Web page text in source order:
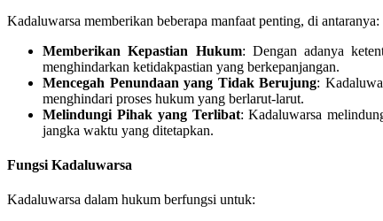
Kadaluwarsa memberikan beberapa manfaat penting, di antaranya:
Memberikan Kepastian Hukum: Dengan adanya
menghindarkan ketidakpastian yang berkepanjangan.
Mencegah Penundaan yang Tidak Berujung:
menghindari proses hukum yang berlarut-larut.
Melindungi Pihak yang Terlibat: Kadaluwarsa
jangka waktu yang ditetapkan.
Fungsi Kadaluwarsa
Kadaluwarsa dalam hukum berfungsi untuk: